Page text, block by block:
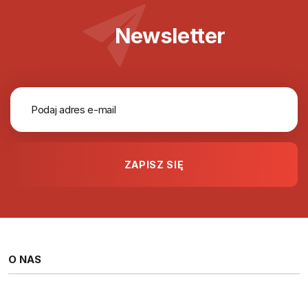
Newsletter
O NAS